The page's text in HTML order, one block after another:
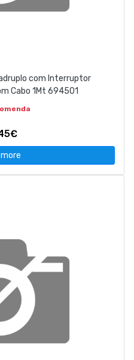
com Interruptor
Cabo 1Mt 694501